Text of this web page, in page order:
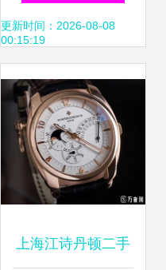
更新时间：2026-08-08
00:15:19
上海江诗丹顿二手